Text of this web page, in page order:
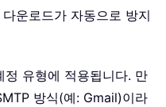
운로드가 자동으로 방지
유형에 적용됩니다. 만
방식(예: Gmail)이라